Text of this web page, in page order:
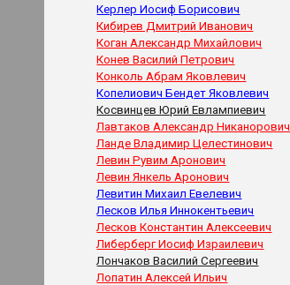
Керлер Иосиф Борисович
Кибирев Дмитрий Иванович
Коган Александр Михайлович
Конев Василий Петрович
Конколь Абрам Яковлевич
Копелиович Бендет Яковлевич
Косвинцев Юрий Евлампиевич
Лавтаков Александр Никанорович
Ланде Владимир Целестинович
Левин Рувим Аронович
Левин Янкель Аронович
Левитин Михаил Евелевич
Лесков Илья Иннокентьевич
Лесков Константин Алексеевич
Либерберг Иосиф Израилевич
Лончаков Василий Сергеевич
Лопатин Алексей Ильич